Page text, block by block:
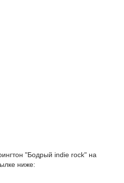
"Бодрый indie rock" на
ниже: